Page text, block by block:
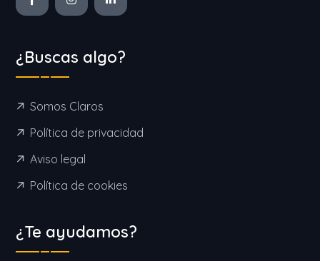
¿Buscas algo?
Somos Claros
Política de privacidad
Aviso legal
Política de cookies
¿Te ayudamos?